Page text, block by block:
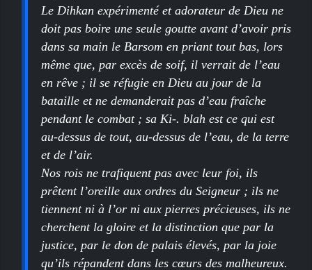
Le Dihkan expérimenté et adorateur de Dieu ne
doit pas boire une seule goutte avant d’avoir pris
dans sa main le Barsom en priant tout bas, lors
même que, par excès de soif, il verrait de l’eau
en rêve ; il se réfugie en Dieu au jour de la
bataille et ne demanderait pas d’eau fraîche
pendant le combat ; sa Ki-. blah est ce qui est
au-dessus de tout, au-dessus de l’eau, de la terre
et de l’air.
Nos rois ne trafiquent pas avec leur foi, ils
prêtent l’oreille aux ordres du Seigneur ; ils ne
tiennent ni à l’or ni aux pierres précieuses, ils ne
cherchent la gloire et la distinction que par la
justice, par le don de palais élevés, par la joie
qu’ils répandent dans les cœurs des malheureux.